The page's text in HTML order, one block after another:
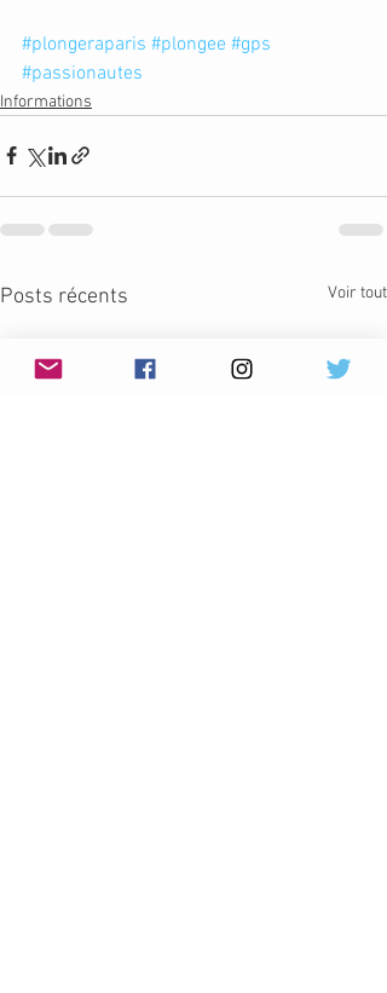
#plongeraparis #plongee #gps
#passionautes
Informations
Posts récents Voir tout